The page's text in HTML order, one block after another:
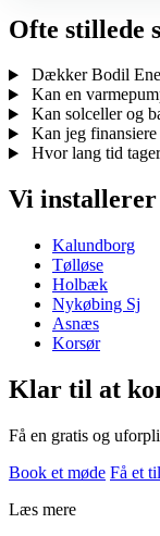
Ofte stillede
Dækker Bodil
Kan en
Kan solceller og
Kan jeg
Hvor lang tid
Vi installerer
Kalundborg
Tølløse
Holbæk
Nykøbing Sj
Asnæs
Korsør
Klar til at
Få en gratis og
Book et møde Få et
Læs mere